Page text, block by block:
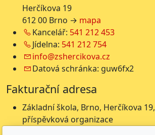
Herčíkova 19
612 00 Brno → mapa
Kancelář: 541 212 453
Jídelna: 541 212 754
info@zshercikova.cz
Datová schránka: guw6fx2
Fakturační adresa
Základní škola, Brno, Herčíkova 19,
příspěvková organizace